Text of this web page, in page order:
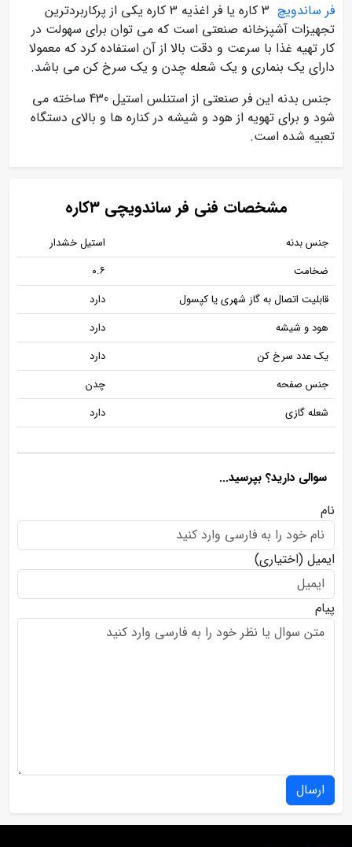
فر ساندویچ
3 کاره یا فر اغذیه 3 کاره یکی از پرکاربردترین
تجهیزات آشپزخانه صنعتی است که می توان برای سهولت در
کار تهیه غذا با سرعت و دقت بالا از آن استفاده کرد که معمولا
دارای یک بنماری و یک شعله چدن و یک سرخ کن می باشد.
جنس بدنه این فر صنعتی از استنلس استیل 430 ساخته می
شود و برای تهویه از هود و شیشه در کناره ها و بالای دستگاه
تعبیه شده است.
مشخصات فنی فر ساندویچی ۳کاره
جنس بدنه
استیل خشدار
ضخامت
۰.۶
قابلیت اتصال به گاز شهری یا کپسول
دارد
هود و شیشه
دارد
یک عدد سرخ کن
دارد
جنس صفحه
چدن
شعله گازی
دارد
سوالی دارید؟ بپرسید...
نام
ایمیل (اختیاری)
پیام
ارسال